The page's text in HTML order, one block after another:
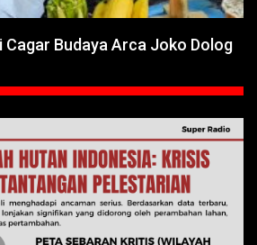
Cagar Budaya Arca Joko Dolog